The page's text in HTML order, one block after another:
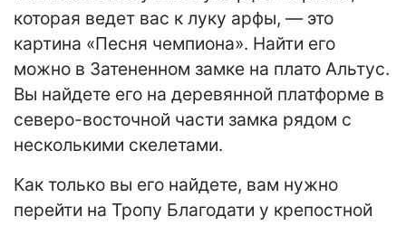
которая ведет вас к луку арфы, — это
картина «Песня чемпиона». Найти его
можно в Затененном замке на плато Альтус.
Вы найдете его на деревянной платформе в
северо-восточной части замка рядом с
несколькими скелетами.
Как только вы его найдете, вам нужно
перейти на Тропу Благодати у крепостной